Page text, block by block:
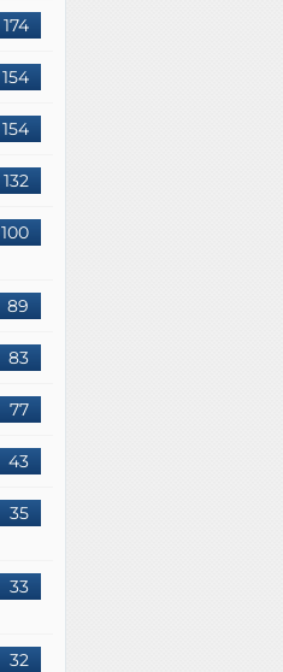
174
154
154
132
100
89
83
77
43
35
33
32